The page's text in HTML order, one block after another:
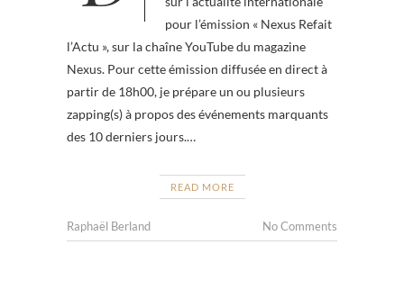
pour l’émission « Nexus Refait
l’Actu », sur la chaîne YouTube du magazine
Nexus. Pour cette émission diffusée en direct à
partir de 18h00, je prépare un ou plusieurs
zapping(s) à propos des événements marquants
des 10 derniers jours.…
READ MORE
Raphaël Berland No Comments